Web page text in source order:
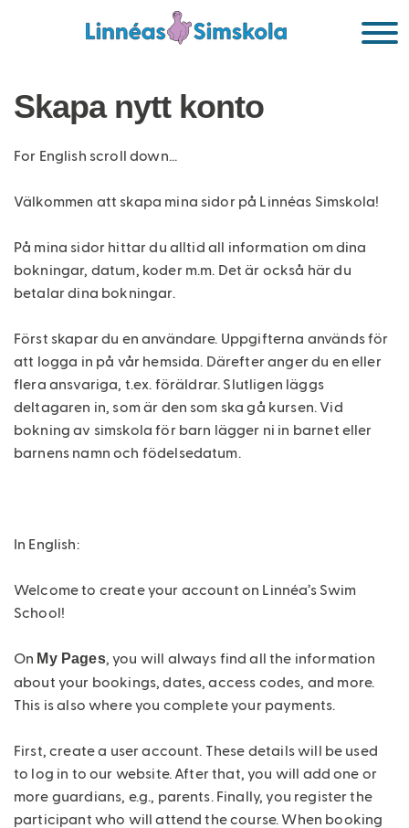
Boka
simskola
anmäl
Varför
simma?
på
jullovet!
Kursnivåer
Sjöjungfrusimskola
Presentkort
Vuxensimskola
HLR
Vattenträning
Boka
Hydrohex
Vattenträning
Vattenträning
Skapa nytt konto
For English scroll down...
Välkommen att skapa mina sidor på Linnéas Simskola!
På mina sidor hittar du alltid all information om dina
bokningar, datum, koder m.m. Det är också här du
betalar dina bokningar.
Först skapar du en användare. Uppgifterna används för
att logga in på vår hemsida. Därefter anger du en eller
flera ansvariga, t.ex. föräldrar. Slutligen läggs
deltagaren in, som är den som ska gå kursen. Vid
bokning av simskola för barn lägger ni in barnet eller
barnens namn och födelsedatum.
In English:
Welcome to create your account on Linnéa’s Swim
School!
On My Pages, you will always find all the information
about your bookings, dates, access codes, and more.
This is also where you complete your payments.
First, create a user account. These details will be used
to log in to our website. After that, you will add one or
more guardians, e.g., parents. Finally, you register the
participant who will attend the course. When booking